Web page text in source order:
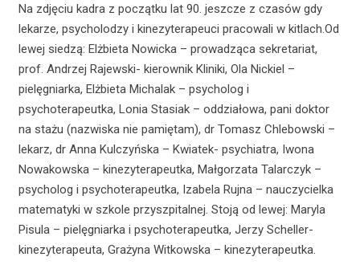
Na zdjęciu kadra z początku lat 90. jeszcze z czasów gdy
lekarze, psycholodzy i kinezyterapeuci pracowali w kitlach.Od
lewej siedzą: Elżbieta Nowicka – prowadząca sekretariat,
prof. Andrzej Rajewski- kierownik Kliniki, Ola Nickiel –
pielęgniarka, Elżbieta Michalak – psycholog i
psychoterapeutka, Lonia Stasiak – oddziałowa, pani doktor
na stażu (nazwiska nie pamiętam), dr Tomasz Chlebowski –
lekarz, dr Anna Kulczyńska – Kwiatek- psychiatra, Iwona
Nowakowska – kinezyterapeutka, Małgorzata Talarczyk –
psycholog i psychoterapeutka, Izabela Rujna – nauczycielka
matematyki w szkole przyszpitalnej. Stoją od lewej: Maryla
Pisula – pielęgniarka i psychoterapeutka, Jerzy Scheller-
kinezyterapeuta, Grażyna Witkowska – kinezyterapeutka.